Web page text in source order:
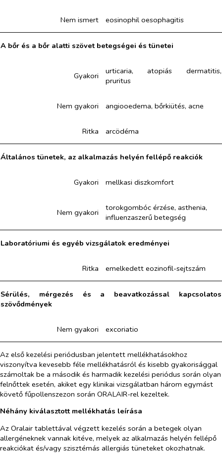
Nem ismert eosinophil oesophagitis
A bőr és a bőr alatti szövet betegségei és tünetei
Gyakori
urticaria, atopiás dermatitis,
pruritus
Nem gyakori angiooedema, bőrkiütés, acne
Ritka arcödéma
Általános tünetek, az alkalmazás helyén fellépő reakciók
Gyakori mellkasi diszkomfort
Nem gyakori
torokgombóc érzése, asthenia,
influenzaszerű betegség
Laboratóriumi és egyéb vizsgálatok eredményei
Ritka emelkedett eozinofil-sejtszám
Sérülés, mérgezés és a beavatkozással kapcsolatos
szövődmények
Nem gyakori excoriatio
Az első kezelési periódusban jelentett mellékhatásokhoz
viszonyítva kevesebb féle mellékhatásról és kisebb gyakorisággal
számoltak be a második és harmadik kezelési periódus során olyan
felnőttek esetén, akiket egy klinikai vizsgálatban három egymást
követő fűpollenszezon során ORALAIR-rel kezeltek.
Néhány kiválasztott mellékhatás leírása
Az Oralair tablettával végzett kezelés során a betegek olyan
allergéneknek vannak kitéve, melyek az alkalmazás helyén fellépő
reakciókat és/vagy szisztémás allergiás tüneteket okozhatnak.